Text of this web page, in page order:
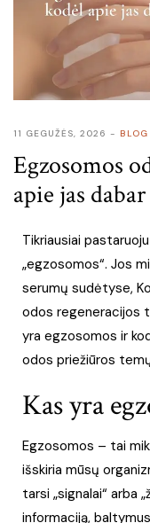
11 GEGUŽĖS, 2026 BLOG
Egzosomos
apie jas
Tikriausiai
„egzosomos“. Jos
serumų sudėtyse,
odos regeneracijos
yra egzosomos ir
odos priežiūros
Kas yra
Egzosomos – tai
išskiria mūsų
tarsi „signalai“ arba
informaciją,